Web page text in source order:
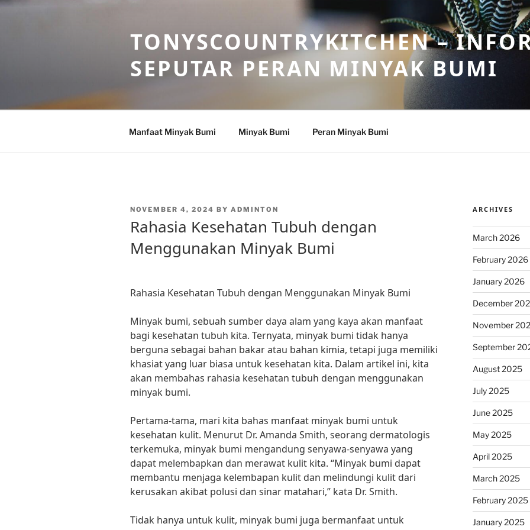
Skip
TONYSCOUNTRYKITCHEN –
SEPUTAR PERAN MINYAK BUMI
Manfaat Minyak Bumi Minyak Bumi Peran Minyak Bumi
POSTED
NOVEMBER 4, 2024 BY ADMINTON
Rahasia Kesehatan Tubuh dengan
Menggunakan Minyak Bumi
Rahasia Kesehatan Tubuh dengan Menggunakan Minyak Bumi
Minyak bumi, sebuah sumber daya alam yang kaya akan manfaat
bagi kesehatan tubuh kita. Ternyata, minyak bumi tidak hanya
berguna sebagai bahan bakar atau bahan kimia, tetapi juga memiliki
khasiat yang luar biasa untuk kesehatan kita. Dalam artikel ini, kita
akan membahas rahasia kesehatan tubuh dengan menggunakan
minyak bumi.
Pertama-tama, mari kita bahas manfaat minyak bumi untuk
kesehatan kulit. Menurut Dr. Amanda Smith, seorang dermatologis
terkemuka, minyak bumi mengandung senyawa-senyawa yang
dapat melembapkan dan merawat kulit kita. “Minyak bumi dapat
membantu menjaga kelembapan kulit dan melindungi kulit dari
kerusakan akibat polusi dan sinar matahari,” kata Dr. Smith.
Tidak hanya untuk kulit, minyak bumi juga bermanfaat untuk
ARCHIVES
March 2026
February 2026
January 2026
December
November
September
August 2025
July 2025
June 2025
May 2025
April 2025
March 2025
February 2025
January 2025